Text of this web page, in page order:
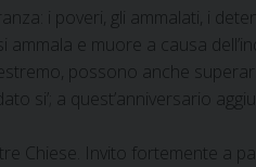
i poveri, gli ammalati, i
e muore a causa
possono anche
si’; a quest’anniversario
Chiese. Invito fortemente a